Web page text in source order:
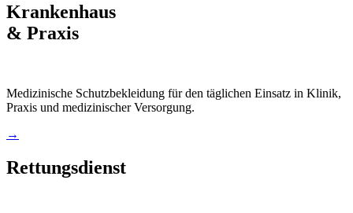
Krankenhaus
& Praxis
Medizinische Schutzbekleidung für den täglichen Einsatz in Klinik,
Praxis und medizinischer Versorgung.
→
Rettungsdienst